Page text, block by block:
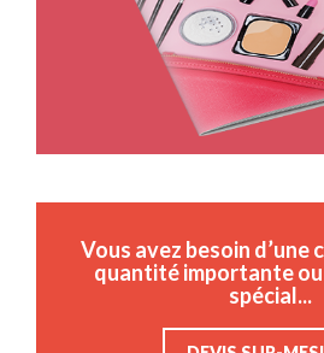
Vous avez besoin d’une
quantité importante ou
spécial...